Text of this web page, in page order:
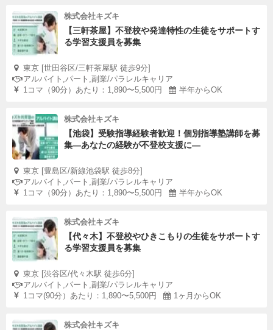
株式会社キズキ
【三軒茶屋】不登校や発達特性の生徒をサポートす
る学習支援員を募集
東京 [世田谷区/三軒茶屋駅 徒歩9分]
アルバイト,パート,副業/パラレルキャリア
1コマ（90分）あたり：1,890〜5,500円
半年からOK
株式会社キズキ
【池袋】受験指導経験者歓迎！個別指導塾講師を募
集—あなたの経験が不登校支援に―
東京 [豊島区/新線池袋駅 徒歩8分]
アルバイト,パート,副業/パラレルキャリア
1コマ（90分）あたり：1,890〜5,500円
半年からOK
株式会社キズキ
【代々木】不登校やひきこもりの生徒をサポートす
る学習支援員を募集
東京 [渋谷区/代々木駅 徒歩6分]
アルバイト,パート,副業/パラレルキャリア
1コマ(90分）あたり：1,890〜5,500円
1ヶ月からOK
株式会社キズキ